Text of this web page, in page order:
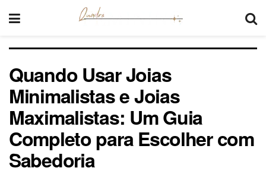
Quando Usar Joias
Minimalistas e Joias
Maximalistas: Um Guia
Completo para Escolher com
Sabedoria